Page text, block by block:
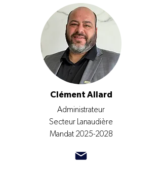
Clément Allard
Administrateur
Secteur Lanaudière
Mandat 2025-2028